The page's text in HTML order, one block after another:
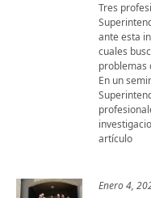
Tres
ante esta
cuales
problemas
En un
artículo
Enero 4,